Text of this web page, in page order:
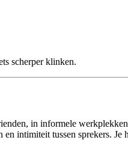
scherper klinken.
in informele
en intimiteit tussen sprekers. Je